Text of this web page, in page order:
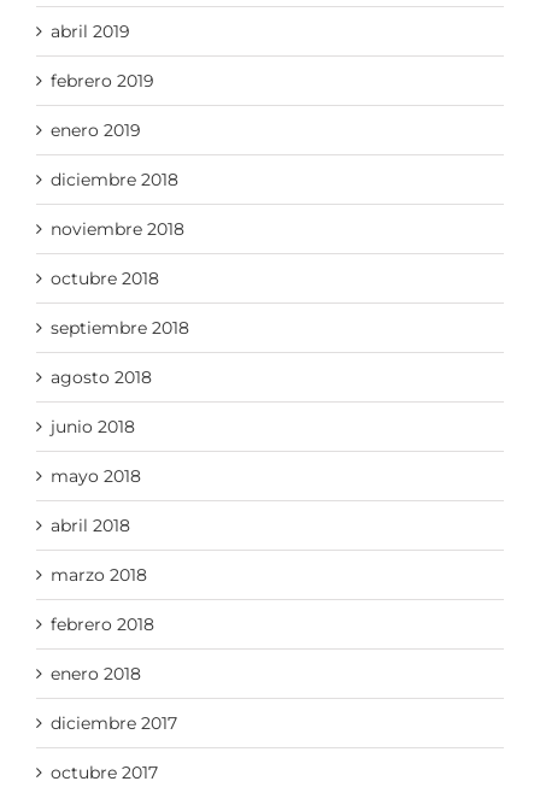
abril 2019
febrero 2019
enero 2019
diciembre 2018
noviembre 2018
octubre 2018
septiembre 2018
agosto 2018
junio 2018
mayo 2018
abril 2018
marzo 2018
febrero 2018
enero 2018
diciembre 2017
octubre 2017